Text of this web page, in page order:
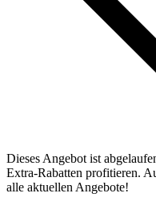
Dieses Angebot ist
Extra-Rabatten profitieren.
alle aktuellen Angebote!